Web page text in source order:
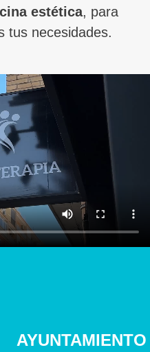
estética, para
tus necesidades.
AYUNTAMIENTO